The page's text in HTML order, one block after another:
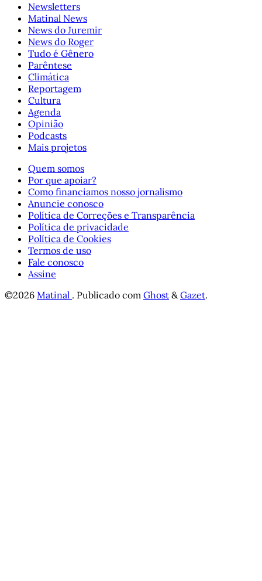
Newsletters
Matinal News
News do Juremir
News do Roger
Tudo é Gênero
Parêntese
Climática
Reportagem
Cultura
Agenda
Opinião
Podcasts
Mais projetos
Quem somos
Por que apoiar?
Como financiamos nosso jornalismo
Anuncie conosco
Política de Correções e Transparência
Política de privacidade
Política de Cookies
Termos de uso
Fale conosco
Assine
©2026 Matinal . Publicado com Ghost &Gazet.